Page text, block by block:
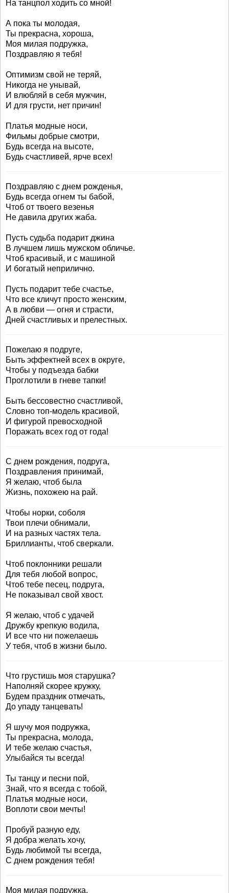
На танцпол ходить со мной!
А пока ты молодая,
Ты прекрасна, хороша,
Моя милая подружка,
Поздравляю я тебя!
Оптимизм свой не теряй,
Никогда не унывай,
И влюбляй в себя мужчин,
И для грусти, нет причин!
Платья модные носи,
Фильмы добрые смотри,
Будь всегда на высоте,
Будь счастливей, ярче всех!
Поздравляю с днем рожденья,
Будь всегда огнем ты бабой,
Чтоб от твоего везенья
Не давила других жаба.
Пусть судьба подарит джина
В лучшем лишь мужском обличье.
Чтоб красивый, и с машиной
И богатый неприлично.
Пусть подарит тебе счастье,
Что все кличут просто женским,
А в любви — огня и страсти,
Дней счастливых и прелестных.
Пожелаю я подруге,
Быть эффектней всех в округе,
Чтобы у подъезда бабки
Проглотили в гневе тапки!
Быть бессовестно счастливой,
Словно топ-модель красивой,
И фигурой превосходной
Поражать всех год от года!
С днем рождения, подруга,
Поздравления принимай,
Я желаю, чтоб была
Жизнь, похожею на рай.
Чтобы норки, соболя
Твои плечи обнимали,
И на разных частях тела.
Бриллианты, чтоб сверкали.
Чтоб поклонники решали
Для тебя любой вопрос,
Чтоб тебе песец, подруга,
Не показывал свой хвост.
Я желаю, чтоб с удачей
Дружбу крепкую водила,
И все что ни пожелаешь
У тебя, чтоб в жизни было.
Что грустишь моя старушка?
Наполняй скорее кружку,
Будем праздник отмечать,
До упаду танцевать!
Я шучу моя подружка,
Ты прекрасна, молода,
И тебе желаю счастья,
Улыбайся ты всегда!
Ты танцу и песни пой,
Знай, что я всегда с тобой,
Платья модные носи,
Воплоти свои мечты!
Пробуй разную еду,
Я добра желать хочу,
Будь любимой ты всегда,
С днем рождения тебя!
Моя милая подружка,